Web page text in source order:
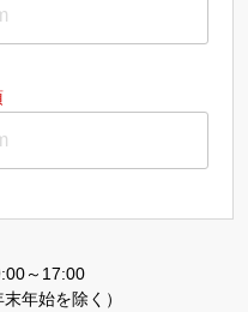
～17:00
年始を除く）